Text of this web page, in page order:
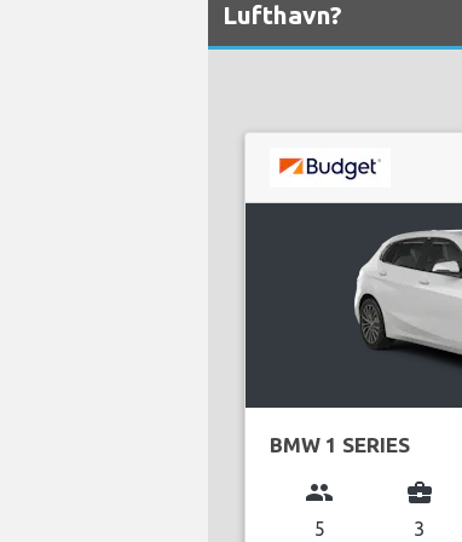
Lufthavn?
BMW 1 SERIES
group
5
business_center
3